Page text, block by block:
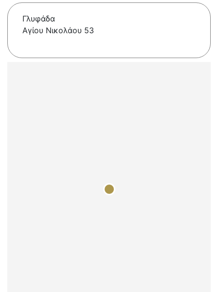
Γλυφάδα
Αγίου Νικολάου 53